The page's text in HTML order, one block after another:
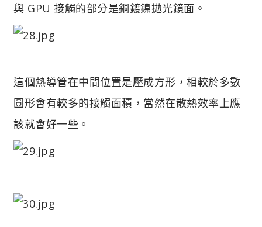
與 GPU 接觸的部分是銅鍍鎳拋光鏡面。
這個熱導管在中間位置是壓成方形，相較於多數
圓形會有較多的接觸面積，當然在散熱效率上應
該就會好一些。